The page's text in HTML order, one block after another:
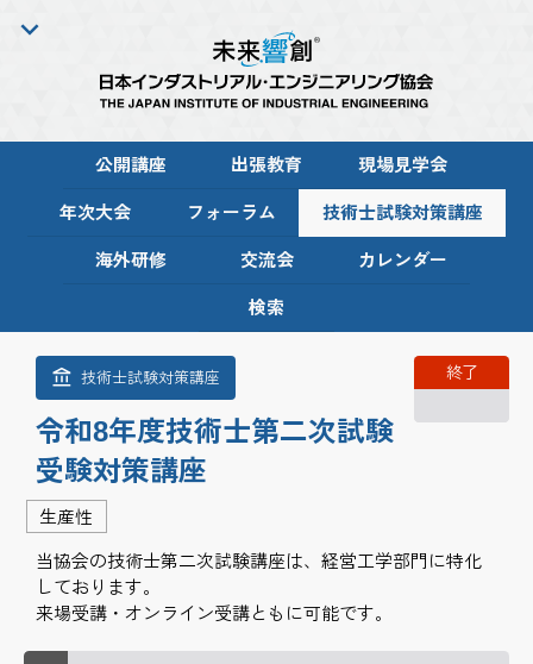
公開講座 出張教育 現場見学会
年次大会 フォーラム 技術士試験対策講座
海外研修 交流会 カレンダー
検索
終了
技術士試験対策講座
令和8年度技術士第二次試験
受験対策講座
生産性
当協会の技術士第二次試験講座は、経営工学部門に特化
しております。
来場受講・オンライン受講ともに可能です。